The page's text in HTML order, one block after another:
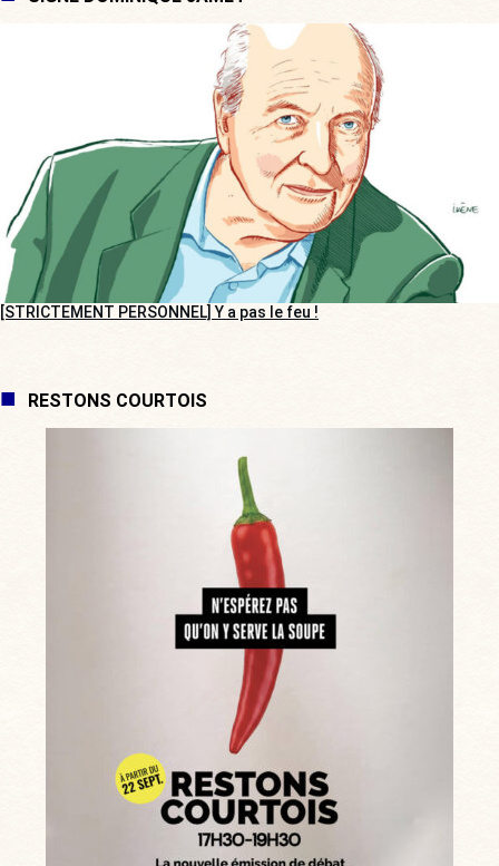
[STRICTEMENT PERSONNEL] Y a pas le feu !
RESTONS COURTOIS